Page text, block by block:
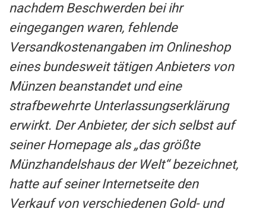
nachdem Beschwerden bei ihr
eingegangen waren, fehlende
Versandkostenangaben im Onlineshop
eines bundesweit tätigen Anbieters von
Münzen beanstandet und eine
strafbewehrte Unterlassungserklärung
erwirkt. Der Anbieter, der sich selbst auf
seiner Homepage als„das größte
Münzhandelshaus der Welt“bezeichnet,
hatte auf seiner Internetseite den
Verkauf von verschiedenen Gold- und